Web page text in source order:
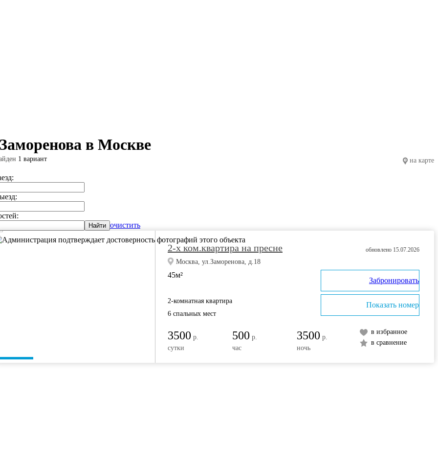
в Москве
Найти очистить
на карте
1 вариант
2-х ком.квартира на пресне
Москва, ул.Заморенова, д.18
45м²
2-комнатная квартира
6 спальных мест
3500 р.
сутки
500 р.
час
3500 р.
ночь
обновлено 15.07.2026
в избранное
в сравнение
Забронировать
Показать номер